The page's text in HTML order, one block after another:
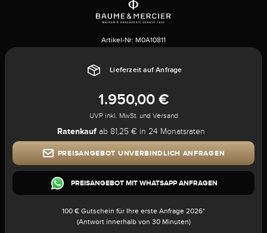
Artikel-Nr: M0A10811
Lieferzeit auf Anfrage
1.950,00 €
UVP inkl. MwSt. und Versand
Ratenkauf ab 81,25 € in 24 Monatsraten
PREISANGEBOT UNVERBINDLICH ANFRAGEN
PREISANGEBOT MIT WHATSAPP ANFRAGEN
100 € Gutschein für Ihre erste Anfrage 2026*
(Antwort innerhalb von 30 Minuten)